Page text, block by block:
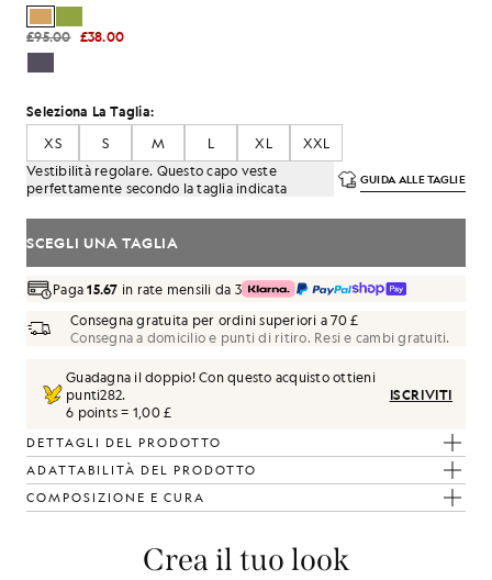
£95.00 £38.00
Seleziona La Taglia:
XS
S M L XL
XXL
Vestibilità regolare. Questo capo veste
perfettamente secondo la taglia indicata
GUIDA ALLE TAGLIE
SCEGLI UNA TAGLIA
Paga15.67 in rate mensili da 3
Consegna gratuita per ordini superiori a 70 £
Consegna a domicilio e punti di ritiro. Resi e cambi gratuiti.
Guadagna il doppio! Con questo acquisto ottieni
punti282.
6 points = 1,00 £
ISCRIVITI
DETTAGLI DEL PRODOTTO
ADATTABILITÀ DEL PRODOTTO
COMPOSIZIONE E CURA
Crea il tuo look